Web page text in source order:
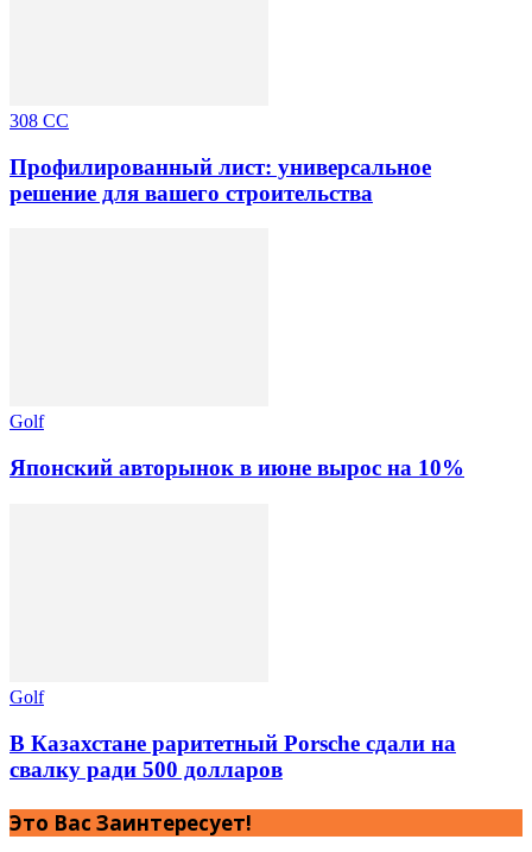
308 CC
Профилированный лист: универсальное
решение для вашего строительства
Golf
Японский авторынок в июне вырос на 10%
Golf
В Казахстане раритетный Porsche сдали на
свалку ради 500 долларов
Это Вас Заинтересует!